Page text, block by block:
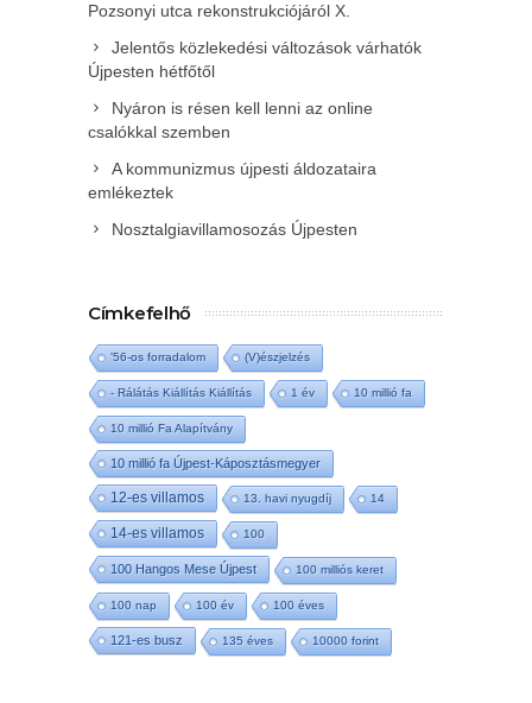
Pozsonyi utca rekonstrukciójáról X.
Jelentős közlekedési változások várhatók
Újpesten hétfőtől
Nyáron is résen kell lenni az online
csalókkal szemben
A kommunizmus újpesti áldozataira
emlékeztek
Nosztalgiavillamosozás Újpesten
Címkefelhő
'56-os forradalom (V)észjelzés
- Rálátás Kiállítás Kiállítás 1 év 10 millió fa
10 millió Fa Alapítvány
10 millió fa Újpest-Káposztásmegyer
12-es villamos 13. havi nyugdíj 14
14-es villamos 100
100 Hangos Mese Újpest 100 milliós keret
100 nap 100 év 100 éves
121-es busz 135 éves 10000 forint